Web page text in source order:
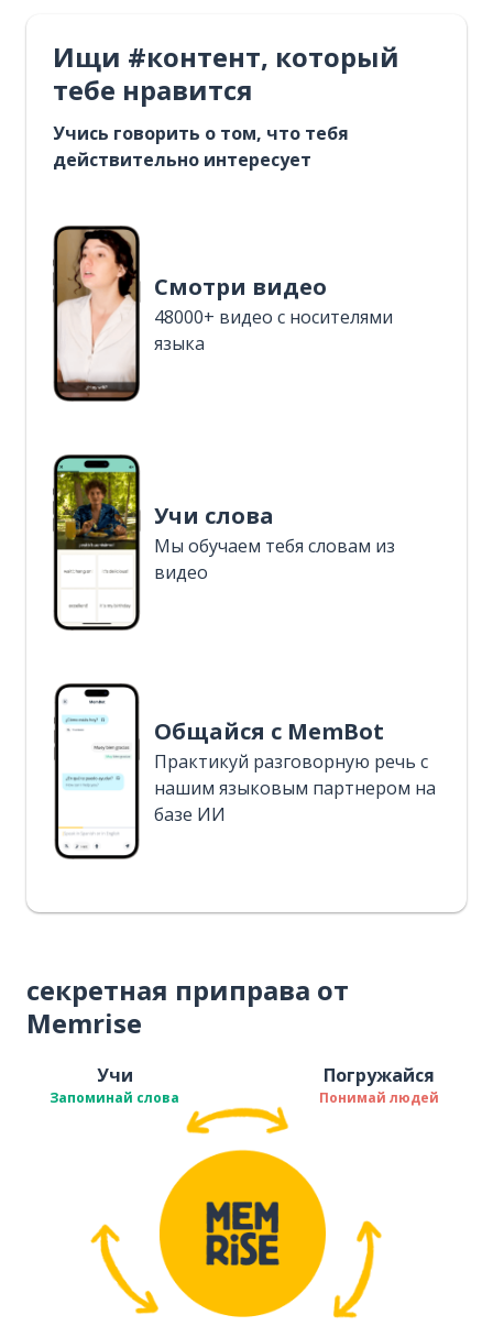
Ищи #контент, который
тебе нравится
Учись говорить о том, что тебя
действительно интересует
Смотри видео
48000+ видео с носителями
языка
Учи слова
Мы обучаем тебя словам из
видео
Общайся с MemBot
Практикуй разговорную речь с
нашим языковым партнером на
базе ИИ
секретная приправа от
Memrise
Учи
Запоминай слова
Погружайся
Понимай людей